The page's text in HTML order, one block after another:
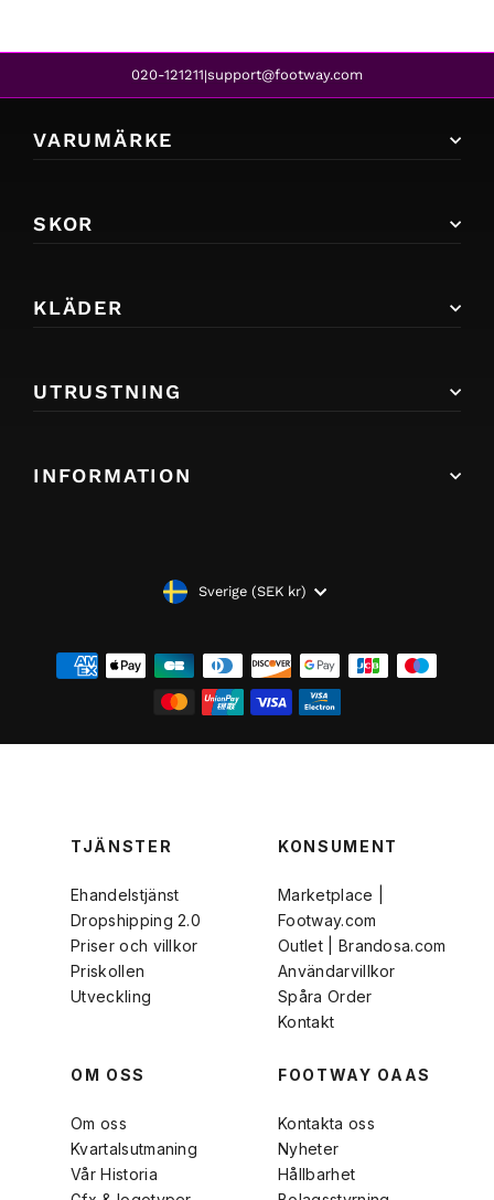
020-121211|support@footway.com
VARUMÄRKE
SKOR
KLÄDER
UTRUSTNING
INFORMATION
VALUTASverige (SEK kr)
TJÄNSTER
Ehandelstjänst
Dropshipping 2.0
Priser och villkor
Priskollen
Utveckling
KONSUMENT
Marketplace |
Footway.com
Outlet | Brandosa.com
Användarvillkor
Spåra Order
Kontakt
OM OSS
Om oss
Kvartalsutmaning
Vår Historia
FOOTWAY OAAS
Kontakta oss
Nyheter
Hållbarhet